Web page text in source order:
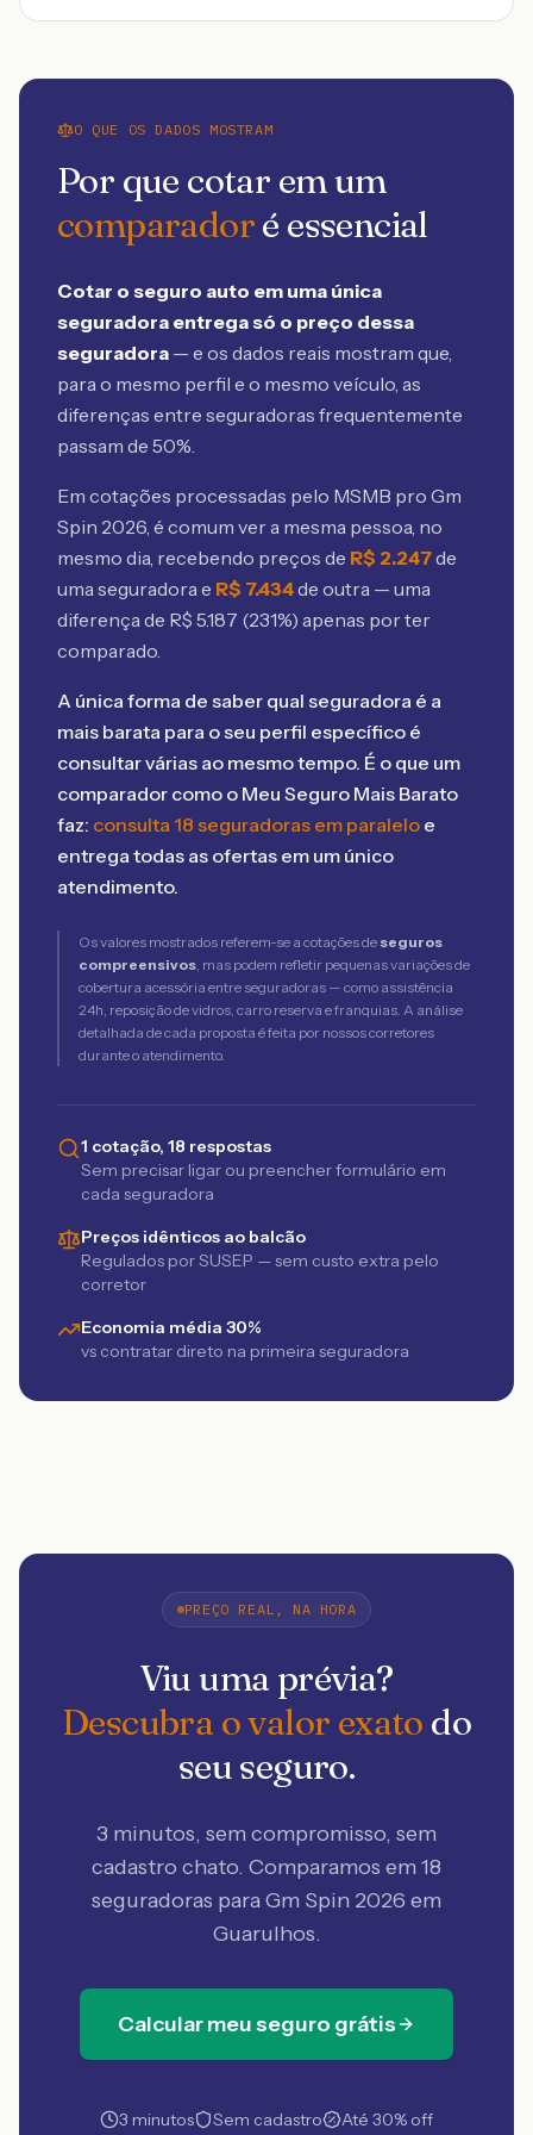
O QUE OS DADOS MOSTRAM
Por que cotar em um
comparadoré essencial
Cotar o seguro auto em uma única
seguradora entrega só o preço dessa
seguradora — e os dados reais mostram que,
para o mesmo perfil e o mesmo veículo, as
diferenças entre seguradoras frequentemente
passam de 50%.
Em cotações processadas pelo MSMB pro Gm
Spin 2026, é comum ver a mesma pessoa, no
mesmo dia, recebendo preços de R$ 2.247de
uma seguradora e R$ 7.434de outra — uma
diferença de R$ 5.187 (231%) apenas por ter
comparado.
A única forma de saber qual seguradora é a
mais barata para o seu perfil específico é
consultar várias ao mesmo tempo. É o que um
comparador como o Meu Seguro Mais Barato
faz: consulta 18 seguradoras em paralelo e
entrega todas as ofertas em um único
atendimento.
Os valores mostrados referem-se a cotações de seguros
compreensivos, mas podem refletir pequenas variações de
cobertura acessória entre seguradoras — como assistência
24h, reposição de vidros, carro reserva e franquias. A análise
detalhada de cada proposta é feita por nossos corretores
durante o atendimento.
1 cotação, 18 respostas
Sem precisar ligar ou preencher formulário em
cada seguradora
Preços idênticos ao balcão
Regulados por SUSEP — sem custo extra pelo
corretor
Economia média 30%
vs contratar direto na primeira seguradora
PREÇO REAL, NA HORA
Viu uma prévia?
Descubra o valor exato do
seu seguro.
3 minutos, sem compromisso, sem
cadastro chato. Comparamos em 18
seguradoras para Gm Spin 2026 em
Guarulhos.
Calcular meu seguro grátis
3 minutos Sem cadastro Até 30% off